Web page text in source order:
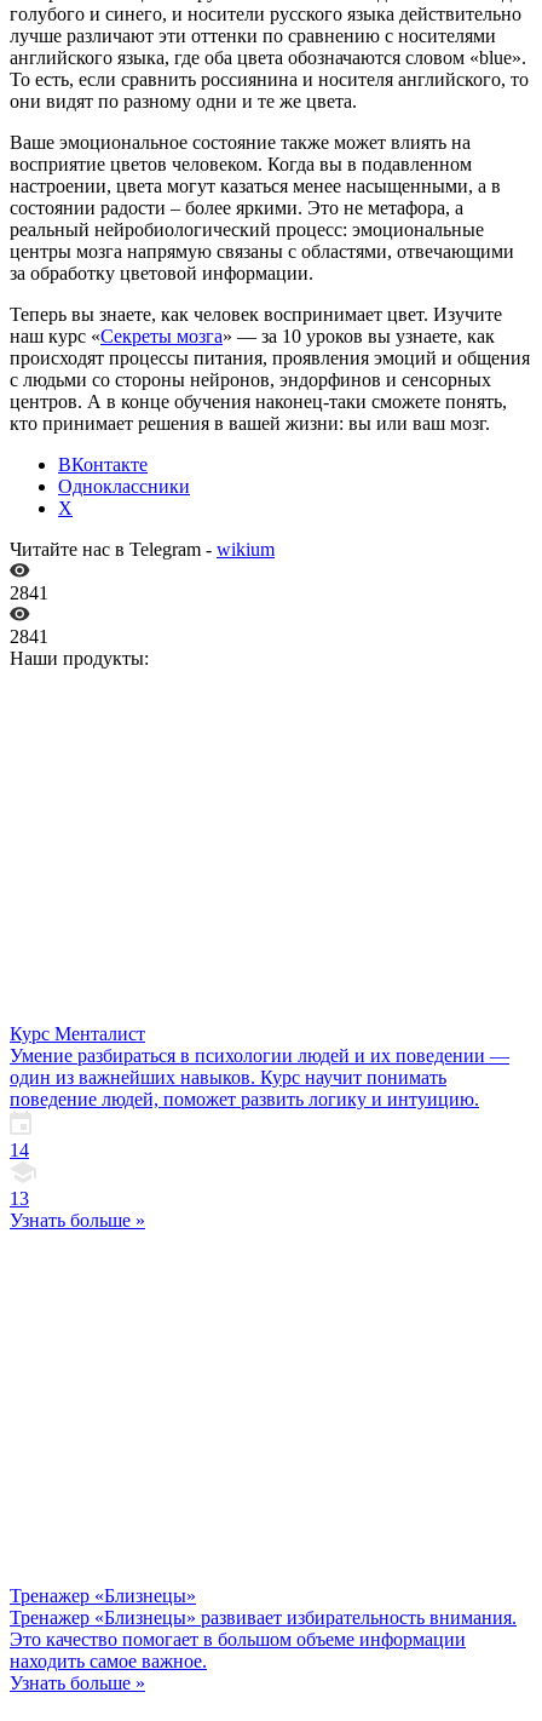
голубого и синего, и носители русского языка действительно
лучше различают эти оттенки по сравнению с носителями
английского языка, где оба цвета обозначаются словом «blue».
То есть, если сравнить россиянина и носителя английского, то
они видят по разному одни и те же цвета.
Ваше эмоциональное состояние также может влиять на
восприятие цветов человеком. Когда вы в подавленном
настроении, цвета могут казаться менее насыщенными, а в
состоянии радости – более яркими. Это не метафора, а
реальный нейробиологический процесс: эмоциональные
центры мозга напрямую связаны с областями, отвечающими
за обработку цветовой информации.
Теперь вы знаете, как человек воспринимает цвет. Изучите
наш курс «Секреты мозга» — за 10 уроков вы узнаете, как
происходят процессы питания, проявления эмоций и общения
с людьми со стороны нейронов, эндорфинов и сенсорных
центров. А в конце обучения наконец-таки сможете понять,
кто принимает решения в вашей жизни: вы или ваш мозг.
ВКонтакте
Одноклассники
X
Читайте нас в Telegram - wikium
2841
2841
Наши продукты:
Курс Менталист
Умение разбираться в психологии людей и их поведении —
один из важнейших навыков. Курс научит понимать
поведение людей, поможет развить логику и интуицию.
14
13
Узнать больше »
Тренажер «Близнецы»
Тренажер «Близнецы» развивает избирательность внимания.
Это качество помогает в большом объеме информации
находить самое важное.
Узнать больше »